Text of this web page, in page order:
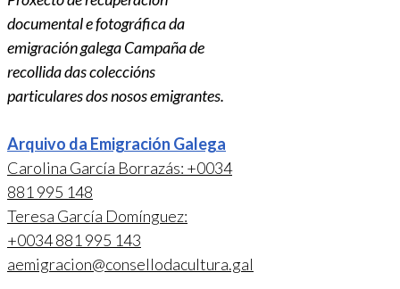
documental e fotográfica da
emigración galega Campaña de
recollida das coleccións
particulares dos nosos emigrantes.
Arquivo da Emigración Galega
Carolina García Borrazás: +0034
881 995 148
Teresa García Domínguez:
+0034 881 995 143
aemigracion@consellodacultura.gal